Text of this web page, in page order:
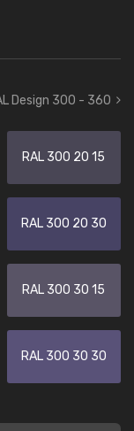
Design 300 - 360
RAL 300 20 15
RAL 300 20 30
RAL 300 30 15
RAL 300 30 30